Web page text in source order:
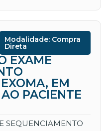
Modalidade: Compra
Direta
EXAME
EM
PACIENTE
SEQUENCIAMENTO